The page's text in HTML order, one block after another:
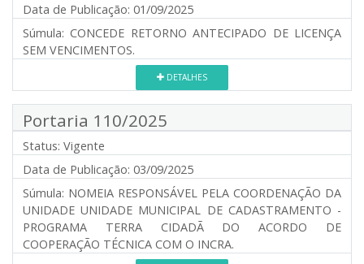
Data de Publicação: 01/09/2025
Súmula: CONCEDE RETORNO ANTECIPADO DE LICENÇA
SEM VENCIMENTOS.
DETALHES
Portaria 110/2025
Status: Vigente
Data de Publicação: 03/09/2025
Súmula: NOMEIA RESPONSÁVEL PELA COORDENAÇÃO DA
UNIDADE UNIDADE MUNICIPAL DE CADASTRAMENTO -
PROGRAMA TERRA CIDADÃ DO ACORDO DE
COOPERAÇÃO TÉCNICA COM O INCRA.